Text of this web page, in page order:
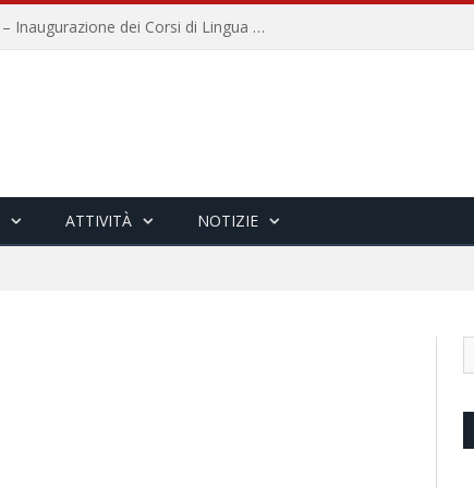
Università per Stranieri di Siena – Inaugurazione dei Corsi di Lingua e Cultura Italiana, 109a annata
ATTIVITÀ NOTIZIE